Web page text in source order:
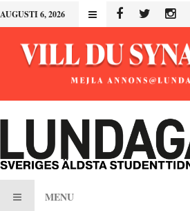
AUGUSTI 6, 2026
MENU